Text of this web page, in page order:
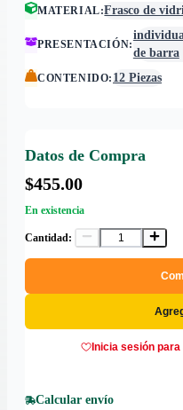
MATERIAL:Frasco de
PRESENTACIÓN:
de barra
CONTENIDO: 12 Piezas
Datos de Compra
$455.00
En existencia
Cantidad:
Inicia sesión
Calcular envío